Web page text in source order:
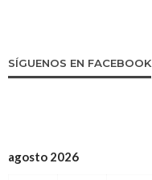
SÍGUENOS EN FACEBOOK
agosto 2026